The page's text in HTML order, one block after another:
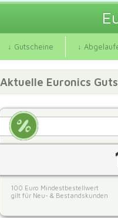
↓ Gutscheine ↓
Aktuelle Euronics
100 Euro Mindestbestellwert
gilt für Neu- & Bestandskunden